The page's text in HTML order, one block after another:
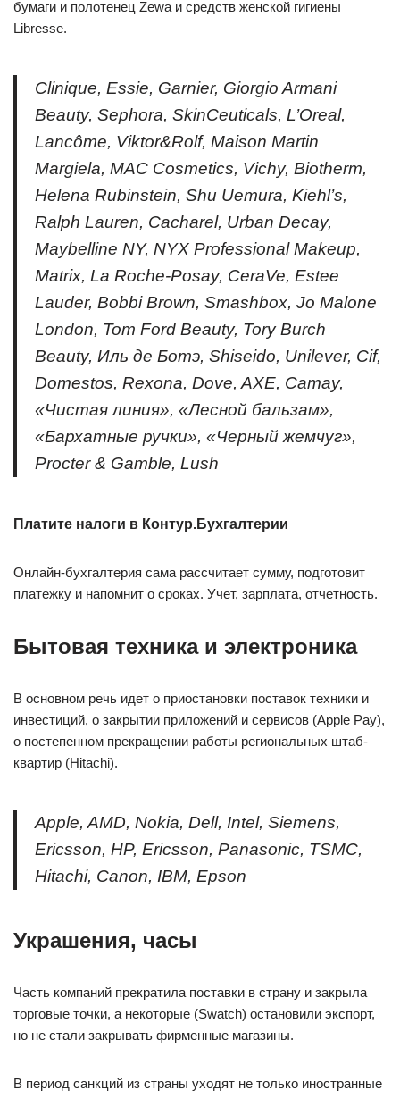
бумаги и полотенец Zewa и средств женской гигиены
Libresse.
Clinique, Essie, Garnier, Giorgio Armani
Beauty, Sephora, SkinCeuticals, L’Oreal,
Lancôme, Viktor&Rolf, Maison Martin
Margiela, MAC Cosmetics, Vichy, Biotherm,
Helena Rubinstein, Shu Uemura, Kiehl’s,
Ralph Lauren, Cacharel, Urban Decay,
Maybelline NY, NYX Professional Makeup,
Matrix, La Roche-Posay, CeraVe, Estee
Lauder, Bobbi Brown, Smashbox, Jo Malone
London, Tom Ford Beauty, Tory Burch
Beauty, Иль де Ботэ, Shiseido, Unilever, Cif,
Domestos, Rexona, Dove, AXE, Camay,
«Чистая линия», «Лесной бальзам»,
«Бархатные ручки», «Черный жемчуг»,
Procter & Gamble, Lush
Платите налоги в Контур.Бухгалтерии
Онлайн-бухгалтерия сама рассчитает сумму, подготовит
платежку и напомнит о сроках. Учет, зарплата, отчетность.
Бытовая техника и электроника
В основном речь идет о приостановки поставок техники и
инвестиций, о закрытии приложений и сервисов (Apple Pay),
о постепенном прекращении работы региональных штаб-
квартир (Hitachi).
Apple, AMD, Nokia, Dell, Intel, Siemens,
Ericsson, HP, Ericsson, Panasonic, TSMC,
Hitachi, Canon, IBM, Epson
Украшения, часы
Часть компаний прекратила поставки в страну и закрыла
торговые точки, а некоторые (Swatch) остановили экспорт,
но не стали закрывать фирменные магазины.
В период санкций из страны уходят не только иностранные